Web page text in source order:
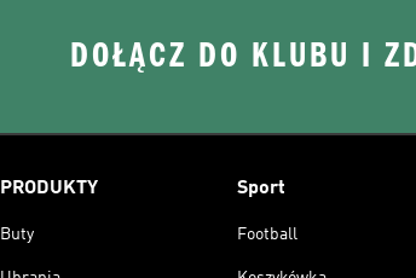
DOŁĄCZ DO KLUBU I
PRODUKTY
Buty
Sport
Football